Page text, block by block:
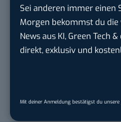
Sei anderen immer einen
Morgen bekommst du die
News aus KI, Green Tech
direkt, exklusiv und
Mit deiner Anmeldung bestätigst du unsere
Firma von DHDL-Löwe Ralf
Bildergalerie: So arbeitet
von DHDL-Löwe Nils Glagau
geht? Über 12.000 smarte
Tag UPDATE, unser Tech-